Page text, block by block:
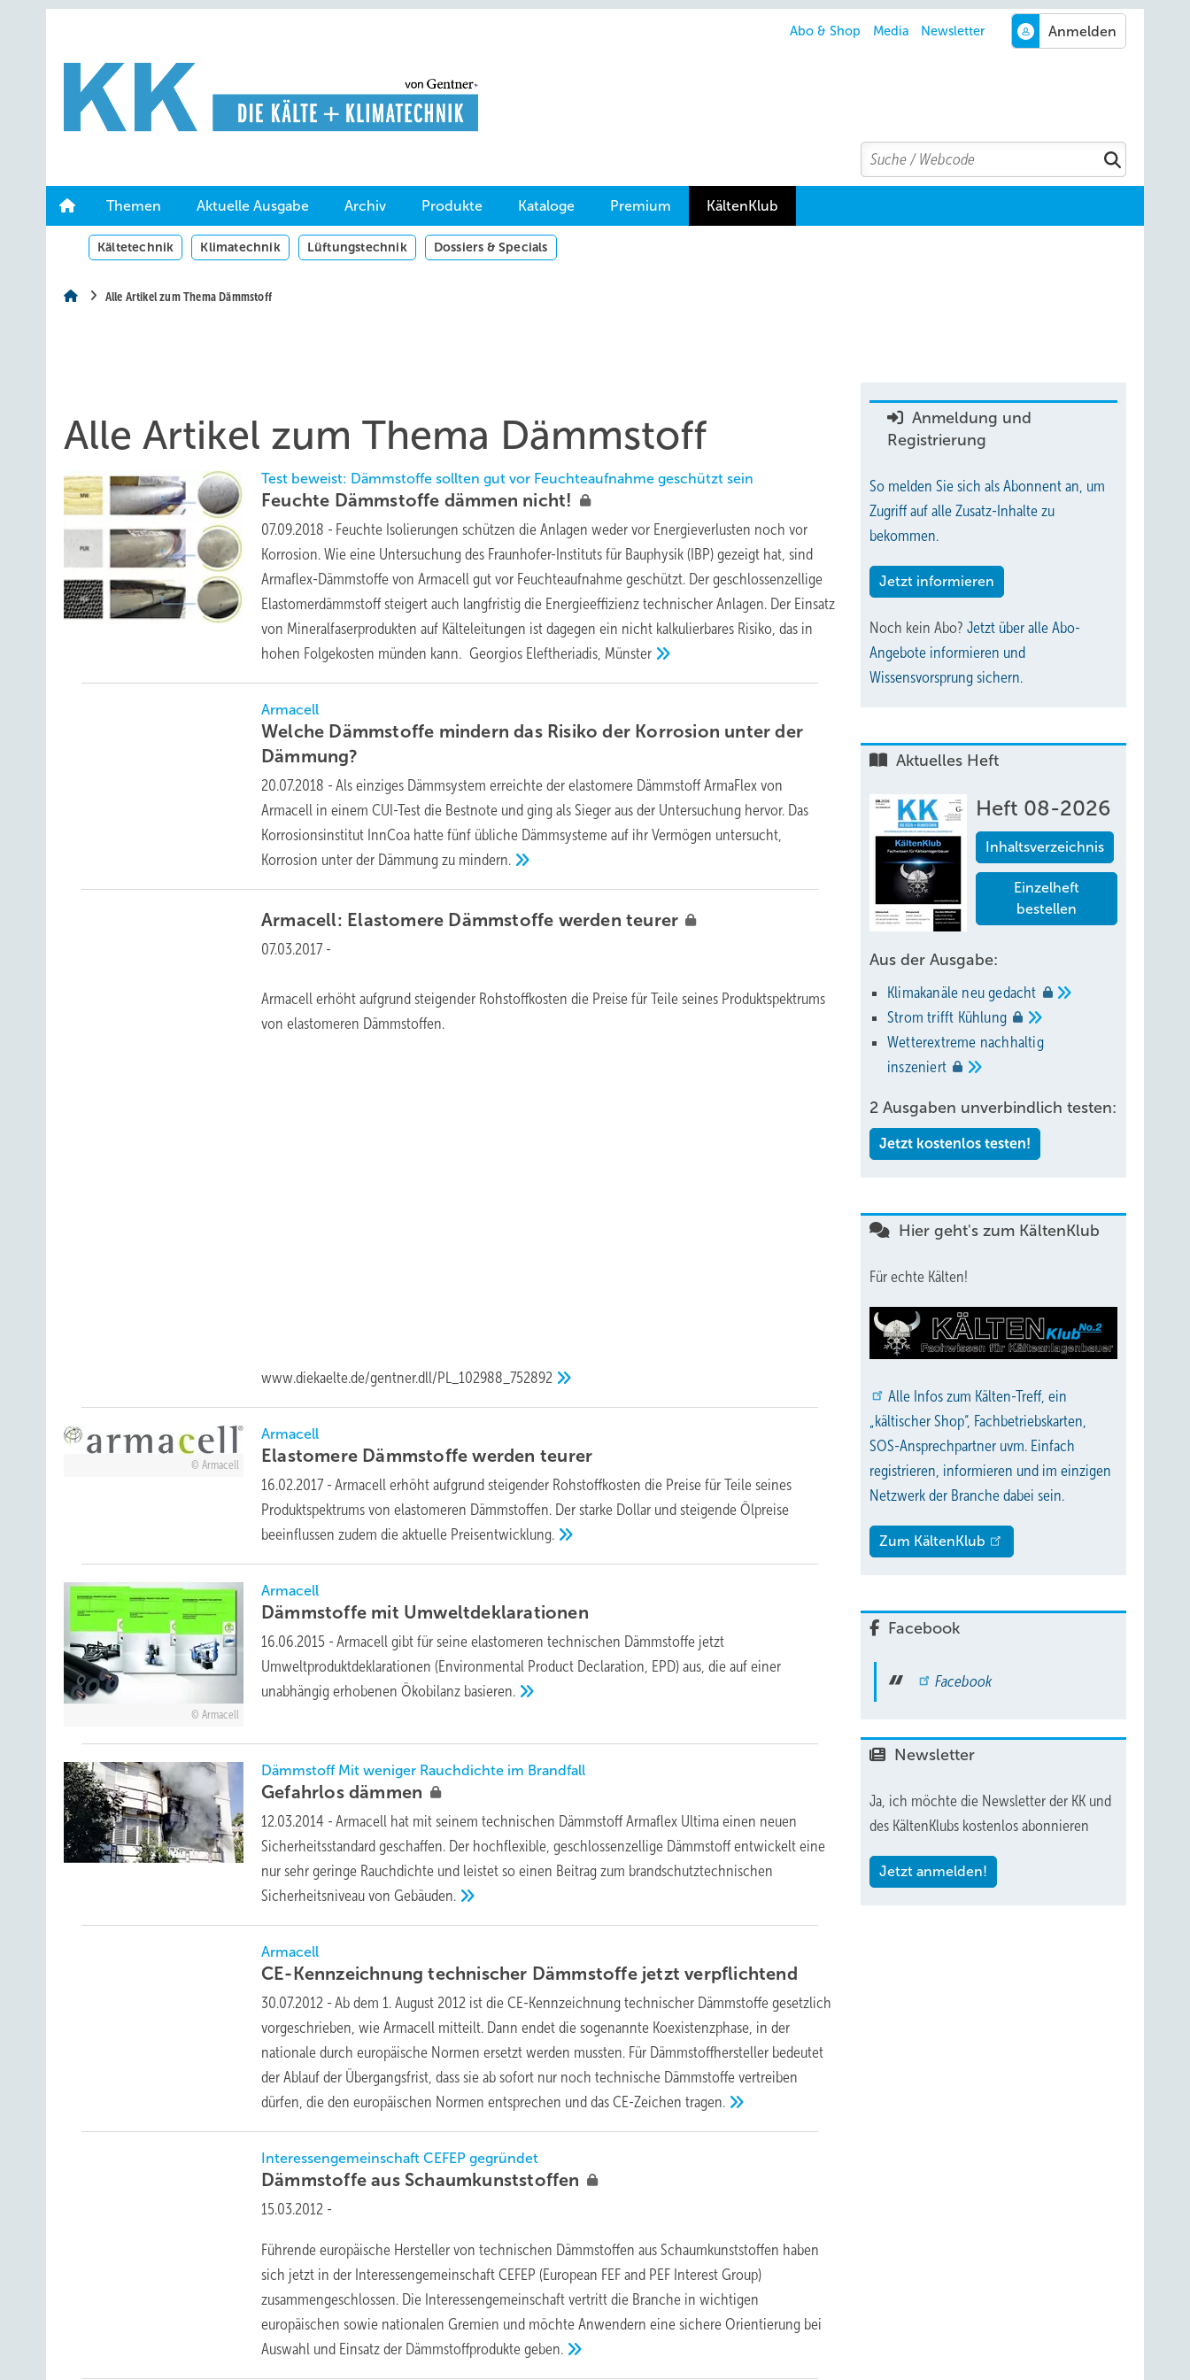
Hauptinhalt
Hauptmenü
Abo & Shop Media Newsletter
Search
Suchen
Themen Aktuelle Ausgabe Archiv Produkte Kataloge Premium KältenKlub
Kältetechnik Klimatechnik Lüftungstechnik Dossiers & Specials
Alle Artikel zum Thema Dämmstoff
Alle Artikel zum Thema Dämmstoff
Test beweist: Dämmstoffe sollten gut vor Feuchteaufnahme geschützt sein
Feuchte Dämmstoffe dämmen nicht!
07.09.2018 - Feuchte Isolierungen schützen die Anlagen weder vor Energieverlusten noch vor
Korrosion. Wie eine Untersuchung des Fraunhofer-Instituts für Bauphysik (IBP) gezeigt hat, sind
Armaflex-Dämmstoffe von Armacell gut vor Feuchteaufnahme geschützt. Der geschlossenzellige
Elastomerdämmstoff steigert auch langfristig die Energieeffizienz technischer Anlagen. Der Einsatz
von Mineralfaserprodukten auf Kälteleitungen ist dagegen ein nicht kalkulierbares Risiko, das in
hohen Folgekosten münden kann.Georgios Eleftheriadis, Münster
Armacell
Welche Dämmstoffe mindern das Risiko der Korrosion unter der
Dämmung?
20.07.2018 - Als einziges Dämmsystem erreichte der elastomere Dämmstoff ArmaFlex von
Armacell in einem CUI-Test die Bestnote und ging als Sieger aus der Untersuchung hervor. Das
Korrosionsinstitut InnCoa hatte fünf übliche Dämmsysteme auf ihr Vermögen untersucht,
Korrosion unter der Dämmung zu mindern.
Armacell: Elastomere Dämmstoffe werden teurer
07.03.2017 -
Armacell erhöht aufgrund steigender Rohstoffkosten die Preise für Teile seines Produktspektrums
von elastomeren Dämmstoffen.
www.diekaelte.de/gentner.dll/PL_102988_752892
Armacell
Armacell
Elastomere Dämmstoffe werden teurer
16.02.2017 - Armacell erhöht aufgrund steigender Rohstoffkosten die Preise für Teile seines
Produktspektrums von elastomeren Dämmstoffen. Der starke Dollar und steigende Ölpreise
beeinflussen zudem die aktuelle Preisentwicklung.
Armacell
Armacell
Dämmstoffe mit Umweltdeklarationen
16.06.2015 - Armacell gibt für seine elastomeren technischen Dämmstoffe jetzt
Umweltproduktdeklarationen (Environmental Product Declaration, EPD) aus, die auf einer
unabhängig erhobenen Ökobilanz basieren.
Dämmstoff Mit weniger Rauchdichte im Brandfall
Gefahrlosdämmen
12.03.2014 - Armacell hat mit seinem technischen Dämmstoff Armaflex Ultima einen neuen
Sicherheitsstandard geschaffen. Der hochflexible, geschlossenzellige Dämmstoff entwickelt eine
nur sehr geringe Rauchdichte und leistet so einen Beitrag zum brandschutztechnischen
Sicherheitsniveau vonGebäuden.
Armacell
CE-Kennzeichnung technischer Dämmstoffe jetztverpflichtend
30.07.2012 - Ab dem 1. August 2012 ist die CE-Kennzeichnung technischer Dämmstoffe gesetzlich
vorgeschrieben, wie Armacell mitteilt. Dann endet die sogenannte Koexistenzphase, in der
nationale durch europäische Normen ersetzt werden mussten. Für Dämmstoffhersteller bedeutet
der Ablauf der Übergangsfrist, dass sie ab sofort nur noch technische Dämmstoffe vertreiben
dürfen, die den europäischen Normen entsprechen und das CE-Zeichentragen.
Interessengemeinschaft CEFEP gegründet
Dämmstoffe aus Schaumkunststoffen
15.03.2012 -
Führende europäische Hersteller von technischen Dämmstoffen aus Schaumkunststoffen haben
sich jetzt in der Interessengemeinschaft CEFEP (European FEF and PEF Interest Group)
zusammengeschlossen. Die Interessengemeinschaft vertritt die Branche in wichtigen
europäischen sowie nationalen Gremien und möchte Anwendern eine sichere Orientierung bei
Auswahl und Einsatz der Dämmstoffproduktegeben.
Anmeldung und
Registrierung
So melden Sie sich als Abonnent an, um
Zugriff auf alle Zusatz-Inhalte zu
bekommen.
Jetzt informieren
Noch kein Abo? Jetzt über alle Abo-
Angebote informieren und
Wissensvorsprung sichern.
Aktuelles Heft
Heft 08-2026
Inhaltsverzeichnis
Einzelheft
bestellen
Aus der Ausgabe:
Klimakanäle neugedacht
Strom trifft Kühlung
Wetterextreme nachhaltig
inszeniert
2 Ausgaben unverbindlich testen:
Jetzt kostenlos testen!
Hier geht's zum KältenKlub
Für echte Kälten!
Alle Infos zum Kälten-Treff, ein
„kältischer Shop“, Fachbetriebskarten,
SOS-Ansprechpartner uvm. Einfach
registrieren, informieren und im einzigen
Netzwerk der Branche dabei sein.
Zum KältenKlub
Facebook
Facebook
Newsletter
Ja, ich möchte die Newsletter der KK und
des KältenKlubs kostenlos abonnieren
Jetzt anmelden!